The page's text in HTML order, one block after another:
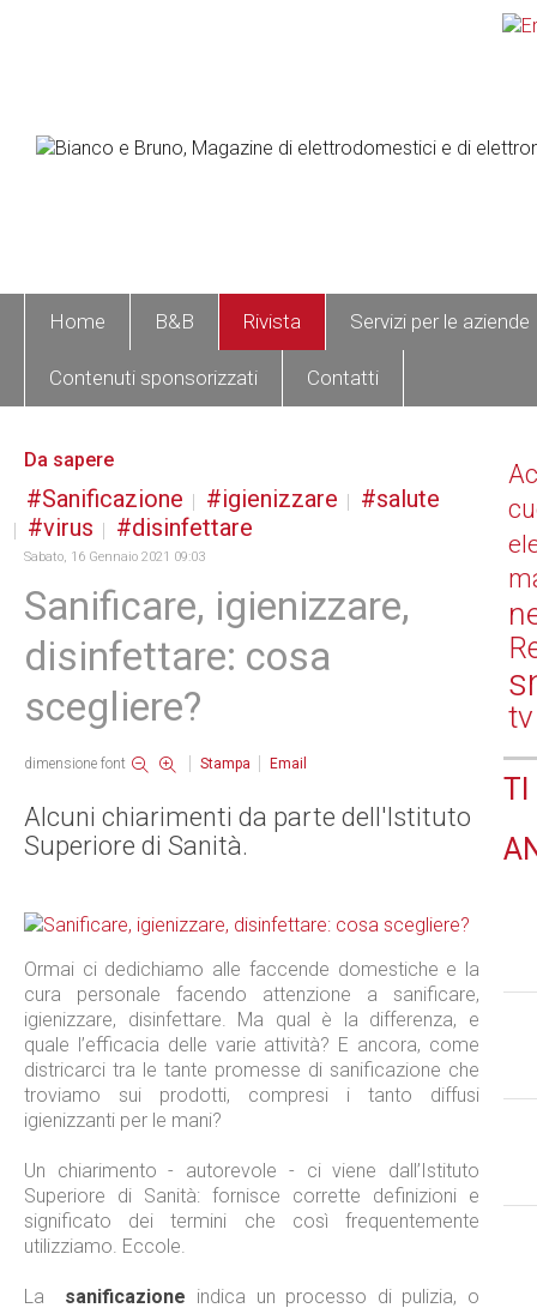
Home B&B Rivista Servizi per le aziende
Contenuti sponsorizzati Contatti
Da sapere
Sanificazione igienizzare
salute
virus
disinfettare
Sabato, 16 Gennaio 2021 09:03
Sanificare, igienizzare,
disinfettare: cosa
scegliere?
dimensione font Stampa Email
Alcuni chiarimenti da parte dell'Istituto
Superiore di Sanità.
Ormai ci dedichiamo alle faccende domestiche e la
cura personale facendo attenzione a sanificare,
igienizzare, disinfettare. Ma qual è la differenza, e
quale l’efficacia delle varie attività? E ancora, come
districarci tra le tante promesse di sanificazione che
troviamo sui prodotti, compresi i tanto diffusi
igienizzanti per le mani?
Un chiarimento - autorevole - ci viene dall’Istituto
Superiore di Sanità: fornisce corrette definizioni e
significato dei termini che così frequentemente
utilizziamo. Eccole.
La sanificazione indica un processo di pulizia, o
tv
TI